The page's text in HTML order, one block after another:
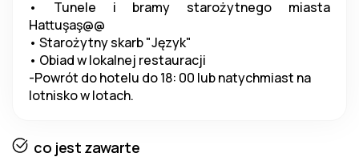
• Tunele i bramy starożytnego miasta
Hattuşaş@@
• Starożytny skarb "Język"
• Obiad w lokalnej restauracji
-Powrót do hotelu do 18: 00 lub natychmiast na
lotnisko w lotach.
co jest zawarte